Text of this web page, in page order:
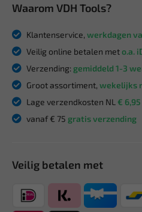
Waarom VDH Tools?
Klantenservice, werkdagen
Veilig online betalen meto.a.
Verzending: gemiddeld 1-3
Groot assortiment, wekelijks
Lage verzendkosten NL € 6,95
vanaf € 75 gratis verzending
Veilig betalen met